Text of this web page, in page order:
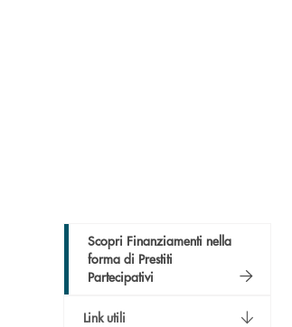
Scopri Finanziamenti nella
forma di Prestiti
Partecipativi
Link utili